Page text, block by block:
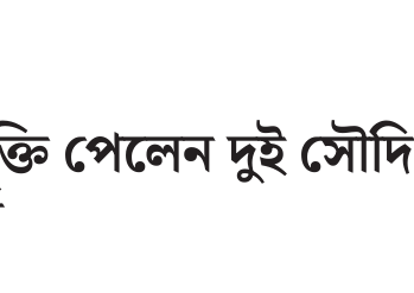
পেলেন দুই সৌদি